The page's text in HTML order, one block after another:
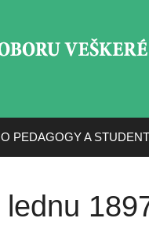
PEDAGOGY A